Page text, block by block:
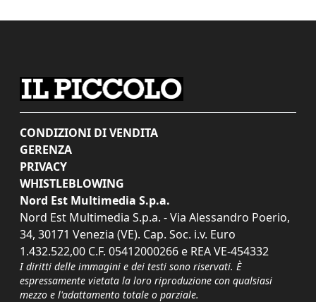
CONDIZIONI DI VENDITA
GERENZA
PRIVACY
WHISTLEBLOWING
Nord Est Multimedia S.p.a.
Nord Est Multimedia S.p.a. - Via Alessandro Poerio,
34, 30171 Venezia (VE). Cap. Soc. i.v. Euro
1.432.522,00 C.F. 05412000266 e REA VE-454332
I diritti delle immagini e dei testi sono riservati. È
espressamente vietata la loro riproduzione con qualsiasi
mezzo e l'adattamento totale o parziale.